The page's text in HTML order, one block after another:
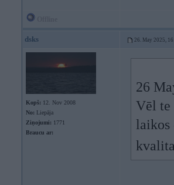
dsks 26. May 2025,
Kopš: 12. Nov 2008
No: Liepāja
Ziņojumi: 1771
Braucu ar:
26
Vēl te
laikos